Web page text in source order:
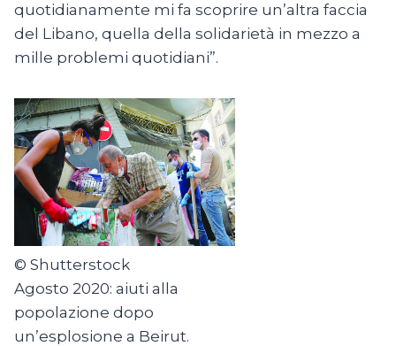
quotidianamente mi fa scoprire un’altra faccia
del Libano, quella della solidarietà in mezzo a
mille problemi quotidiani”.
© Shutterstock
Agosto 2020: aiuti alla
popolazione dopo
un’esplosione a Beirut.